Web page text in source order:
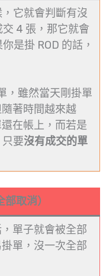
它就會判斷有沒
4 張，那它就會
是掛 ROD 的話，
，雖然當天剛掛單
著時間越來越
在帳上，而若是
要沒有成交的單
取消）
單子就會被全部
單，沒一次全部